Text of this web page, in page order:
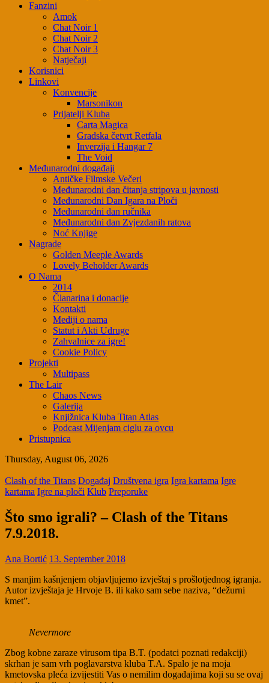
Fanzini
Amok
Chat Noir 1
Chat Noir 2
Chat Noir 3
Natječaji
Korisnici
Linkovi
Konvencije
Marsonikon
Prijatelji Kluba
Carta Magica
Gradska četvrt Retfala
Inverzija i Hangar 7
The Void
Međunarodni događaji
Antičke Filmske Večeri
Međunarodni dan čitanja stripova u javnosti
Međunarodni Dan Igara na Ploči
Međunarodni dan ručnika
Međunarodni dan Zvjezdanih ratova
Noć Knjige
Nagrade
Golden Meeple Awards
Lovely Beholder Awards
O Nama
2014
Članarina i donacije
Kontakti
Mediji o nama
Statut i Akti Udruge
Zahvalnice za igre!
Cookie Policy
Projekti
Multipass
The Lair
Chaos News
Galerija
Knjižnica Kluba Titan Atlas
Podcast Mijenjam ciglu za ovcu
Pristupnica
Thursday, August 06, 2026
Clash of the Titans Događaj Društvena igra Igra kartama Igre
kartama Igre na ploči Klub Preporuke
Što smo igrali? – Clash of the Titans
7.9.2018.
Ana Bortić 13. September 2018
S manjim kašnjenjem objavljujemo izvještaj s prošlotjednog igranja.
Autor izvještaja je Hrvoje B. ili kako sam sebe naziva, “dežurni
kmet”.
Nevermore
Zbog kobne zaraze virusom tipa B.T. (podatci poznati redakciji)
skrhan je sam vrh poglavarstva kluba T.A. Spalo je na moja
kmetovska pleća izvijestiti Vas o nemilim događajima koji su se ovaj